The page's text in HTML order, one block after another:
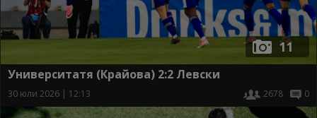
11
Университатя (Крайова) 2:2 Левски
30 юли 2026 | 12:13 2678 0